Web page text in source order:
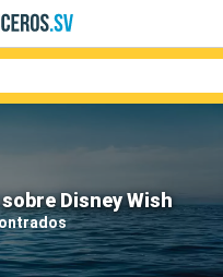
Disney Wish